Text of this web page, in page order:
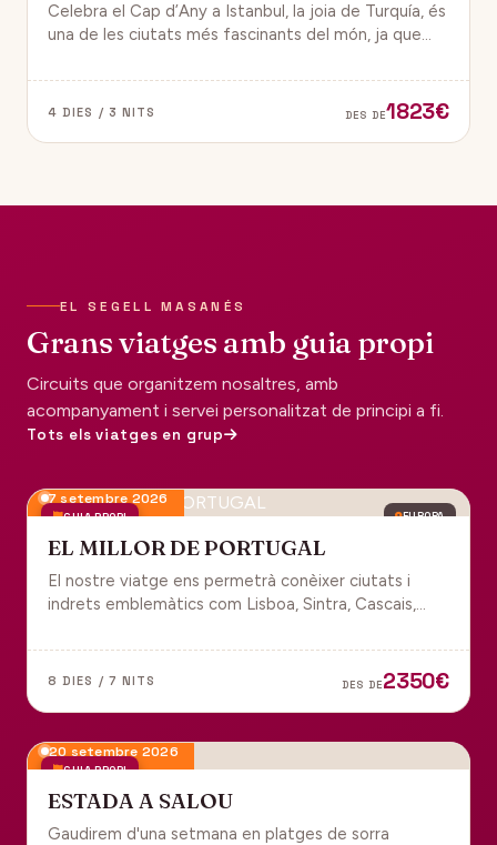
Celebra el Cap d’Any a Istanbul, la joia de Turquía, és
una de les ciutats més fascinants del món, ja que
gaudir d’un ambient de festa i alegría.
4 DIES / 3 NITS DES DE1823€
EL SEGELL MASANÉS
Grans viatges amb guia propi
Circuits que organitzem nosaltres, amb
acompanyament i servei personalitzat de principi a fi.
Tots els viatges en grup
GUIA PROPI EUROPA
7 setembre 2026
EL MILLOR DE PORTUGAL
El nostre viatge ens permetrà conèixer ciutats i
indrets emblemàtics com Lisboa, Sintra, Cascais,
tot inclòs per gaudir plenament de Portugal.
8 DIES / 7 NITS DES DE2350€
GUIA PROPI
20 setembre 2026
ESTADA A SALOU
Gaudirem d'una setmana en platges de sorra